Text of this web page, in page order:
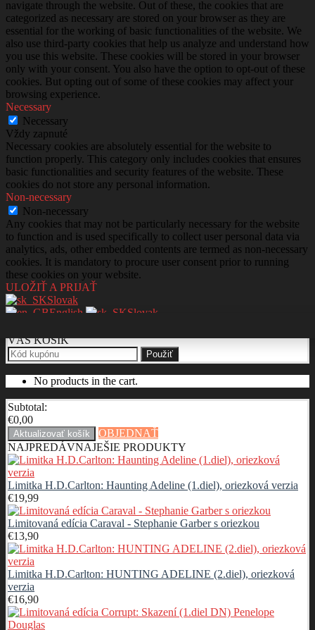
navigate through the website. Out of these, the cookies that are
categorized as necessary are stored on your browser as they are
essential for the working of basic functionalities of the website. We
also use third-party cookies that help us analyze and understand how
you use this website. These cookies will be stored in your browser
only with your consent. You also have the option to opt-out of these
cookies. But opting out of some of these cookies may affect your
browsing experience.
Necessary
Necessary
Vždy zapnuté
Necessary cookies are absolutely essential for the website to
function properly. This category only includes cookies that ensures
basic functionalities and security features of the website. These
cookies do not store any personal information.
Non-necessary
Non-necessary
Any cookies that may not be particularly necessary for the website
to function and is used specifically to collect user personal data via
analytics, ads, other embedded contents are termed as non-necessary
cookies. It is mandatory to procure user consent prior to running
these cookies on your website.
ULOŽIŤ A PRIJAŤ
Slovak
English
Slovak
VÁŠ KOŠÍK
Použiť
No products in the cart.
Subtotal:
€0,00
Aktualizovať košík
OBJEDNAŤ
NAJPREDÁVNAJEŠIE PRODUKTY
Limitka H.D.Carlton: Haunting Adeline (1.diel), oriezková verzia
€19,99
Limitovaná edícia Caraval - Stephanie Garber s oriezkou
€13,90
Limitka H.D.Carlton: HUNTING ADELINE (2.diel), oriezková
verzia
€16,90